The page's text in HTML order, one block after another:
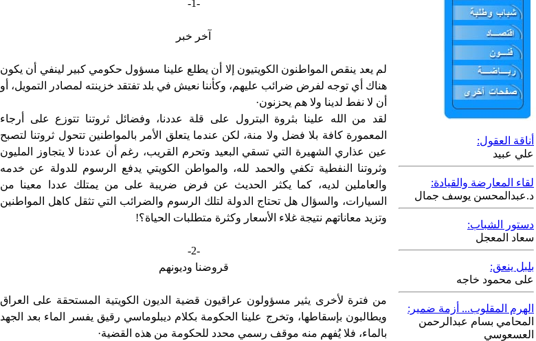
-1-
آخر خبر
لم يعد ينقص المواطنون الكويتيون إلا أن يطلع علينا مسؤول حكومي كبير لينفي أن يكون
هناك أي توجه لفرض ضرائب عليهم، وكأننا نعيش في بلد تفتقد خزينته لمصادر التمويل، أو
أن لا نفط لدينا ولا هم يحزنون·
لقد من الله علينا بثروة البترول على قلة عددنا، وفضائل ثروتنا تتوزع على أرجاء
المعمورة كافة بلا فضل ولا منة، لكن عندما يتعلق الأمر بالمواطنين تتحول ثروتنا لتصبح
عين عذاري الشهيرة التي تسقي البعيد وتحرم القريب، رغم أن عددنا لا يتجاوز المليون
وثروتنا النفطية تكفي والحمد لله، والمواطن الكويتي يدفع الرسوم للدولة عن خدمه
والعاملين لديه، كما يكثر الحديث عن فرض ضريبة على من يمتلك عددا معينا من
السيارات، والسؤال هل تحتاج الدولة لتلك الرسوم والضرائب التي تثقل كاهل المواطنين
وتزيد معاناتهم نتيجة غلاء الأسعار وكثرة متطلبات الحياة؟!
-2-
قروضنا وديونهم
من فترة لأخرى يثير مسؤولون عراقيون قضية الديون الكويتية المستحقة على العراق
ويطالبون بإسقاطها، وتخرج علينا الحكومة بكلام ديبلوماسي رقيق يفسر الماء بعد الجهد
بالماء، فلا يُفهم منه موقف رسمي محدد للحكومة من هذه القضية·
أناقة العقول:
علي عبيد
لقاء المعارضة والقيادة:
د.عبدالمحسن يوسف جمال
دستور الشباب:
سعاد المعجل
بلبل ينعق:
على محمود خاجه
الهرم المقلوب... أزمة ضمير:
المحامي بسام عبدالرحمن
العسعوسي